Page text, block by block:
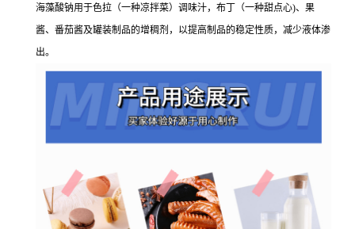
海藻酸钠用于色拉（一种凉拌菜）调味汁，布丁（一种甜点心)、果
酱、番茄酱及罐装制品的增稠剂，以提高制品的稳定性质，减少液体渗
出。